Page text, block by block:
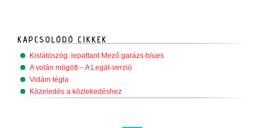
KAPCSOLÓDÓ CIKKEK
Kislátószög: lepattant Mező garázs-blues
A volán mögött – A Legát-verzió
Vidám tégla
Közeledés a közlekedéshez